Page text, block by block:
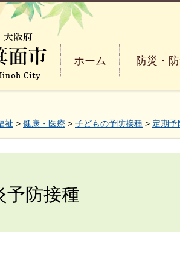
大阪府箕
ホーム 防災・
祉 > 健康・医療 > 子どもの予防接種 > 定期予
予防接種